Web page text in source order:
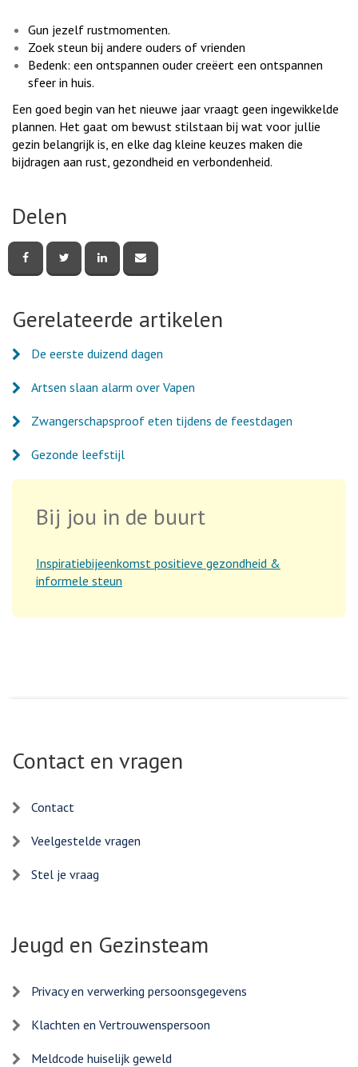
Gun jezelf rustmomenten.
Zoek steun bij andere ouders of vrienden
Bedenk: een ontspannen ouder creëert een ontspannen
sfeer in huis.
Een goed begin van het nieuwe jaar vraagt geen ingewikkelde
plannen. Het gaat om bewust stilstaan bij wat voor jullie
gezin belangrijk is, en elke dag kleine keuzes maken die
bijdragen aan rust, gezondheid en verbondenheid.
Delen
deze
pagina
deze
pagina
deze
pagina
deze
pagina
mail
Gerelateerde artikelen
De eerste duizend dagen
Artsen slaan alarm over Vapen
Zwangerschapsproof eten tijdens de feestdagen
Gezonde leefstijl
Bij jou in de buurt
Inspiratiebijeenkomst positieve gezondheid &
informele steun
Contact en vragen
Contact
Veelgestelde vragen
Stel je vraag
Jeugd en Gezinsteam
Privacy en verwerking persoonsgegevens
Klachten en Vertrouwenspersoon
Meldcode huiselijk geweld